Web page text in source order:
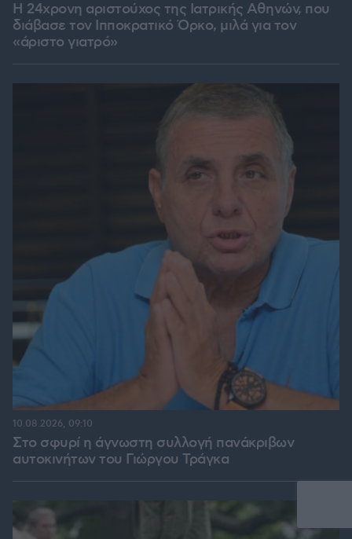
Η 24χρονη αριστούχος της Ιατρικής Αθηνών, που
διάβασε τον Ιπποκρατικό Όρκο, μιλά για τον
«άριστο γιατρό»
Στο σφυρί η άγνωστη συλλογή πανάκριβων
αυτοκινήτων του Γιώργου Τράγκα
10.08.2026, 09:10